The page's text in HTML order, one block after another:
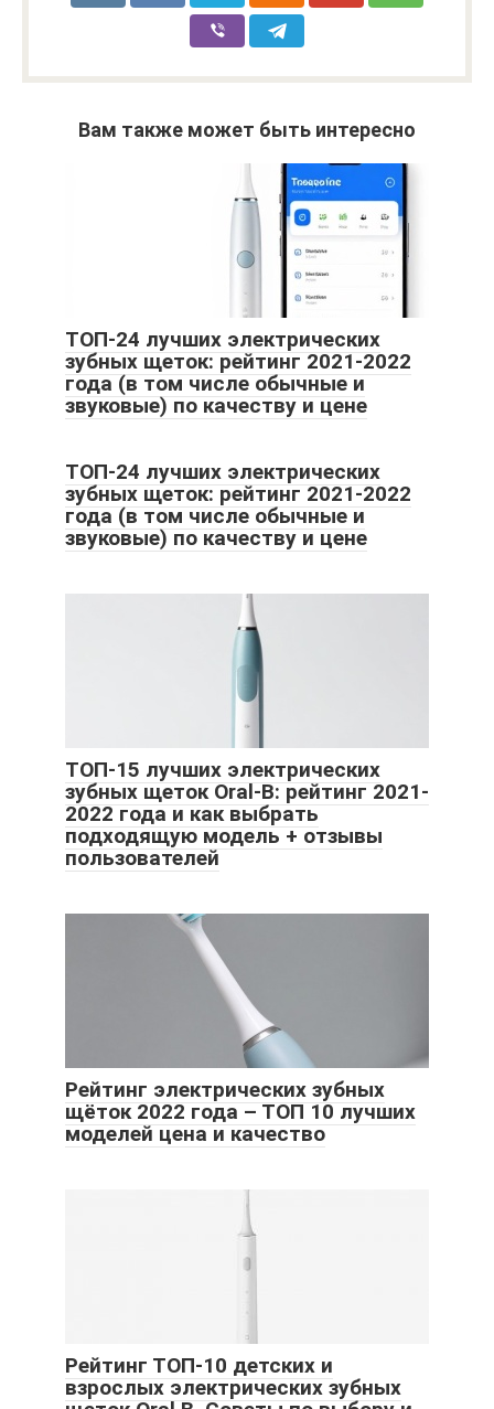
Вам также может быть интересно
ТОП-24 лучших электрических
зубных щеток: рейтинг 2021-2022
года (в том числе обычные и
звуковые) по качеству и цене
ТОП-24 лучших электрических
зубных щеток: рейтинг 2021-2022
года (в том числе обычные и
звуковые) по качеству и цене
ТОП-15 лучших электрических
зубных щеток Oral-B: рейтинг 2021-
2022 года и как выбрать
подходящую модель + отзывы
пользователей
Рейтинг электрических зубных
щёток 2022 года – ТОП 10 лучших
моделей цена и качество
Рейтинг ТОП-10 детских и
взрослых электрических зубных